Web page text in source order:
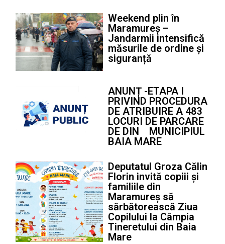
Weekend plin în
Maramureș –
Jandarmii intensifică
măsurile de ordine și
siguranță
ANUNȚ -ETAPA I
PRIVIND PROCEDURA
DE ATRIBUIRE A 483
LOCURI DE PARCARE
DE DIN MUNICIPIUL
BAIA MARE
Deputatul Groza Călin
Florin invită copiii și
familiile din
Maramureș să
sărbătorească Ziua
Copilului la Câmpia
Tineretului din Baia
Mare